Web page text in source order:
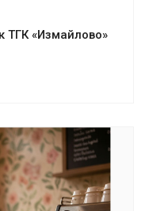
ТГК «Измайлово»